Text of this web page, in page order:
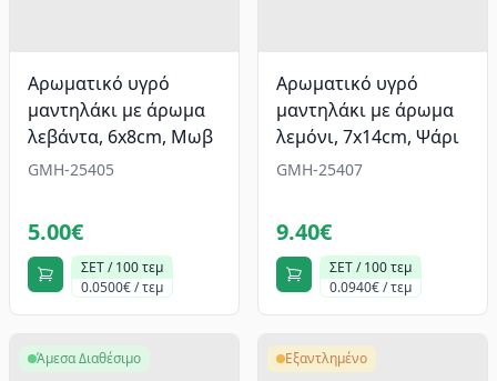
Αρωματικό υγρό
μαντηλάκι με άρωμα
λεβάντα, 6x8cm, Μωβ
GMH-25405
5.00€
ΣΕΤ / 100 τεμ
0.0500€ / τεμ
Αρωματικό υγρό
μαντηλάκι με άρωμα
λεμόνι, 7x14cm, Ψάρι
GMH-25407
9.40€
ΣΕΤ / 100 τεμ
0.0940€ / τεμ
Άμεσα Διαθέσιμο Εξαντλημένο